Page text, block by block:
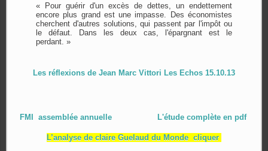
« Pour guérir d'un excès de dettes, un endettement
encore plus grand est une impasse. Des économistes
cherchent d'autres solutions, qui passent par l'impôt ou
le défaut. Dans les deux cas, l'épargnant est le
perdant. »
Les réflexions de Jean Marc Vittori Les Echos 15.10.13
FMI assemblée annuelle L'étude complète en pdf
L’analyse de claire Guelaud du Monde cliquer